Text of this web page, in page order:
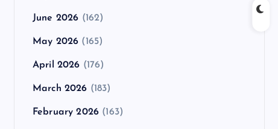
June 2026 (162)
May 2026 (165)
April 2026 (176)
March 2026 (183)
February 2026 (163)